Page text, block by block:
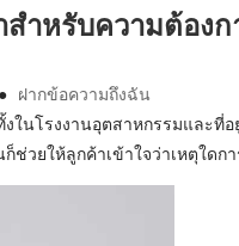
สำหรับความต้อ
● ฝากข้อความถึงฉัน
ในโรงงานอุตสาหกรรมและ
ยให้ลูกค้าเข้าใจว่าเหตุใด